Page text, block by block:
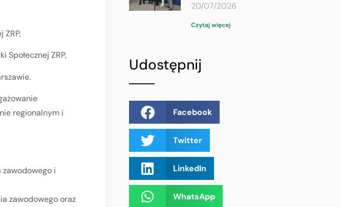
ZRP,
Społecznej ZRP,
regionalnym i
i
zawodowego oraz
20/07/2026
Czytaj więcej
Udostępnij
Facebook
Twitter
LinkedIn
WhatsApp